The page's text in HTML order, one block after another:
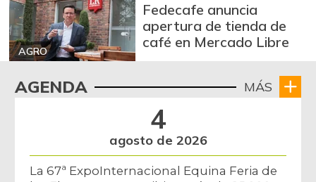
AGRO
Fedecafe anuncia
apertura de tienda de
café en Mercado Libre
AGENDA MÁS
4
agosto de 2026
La 67ª ExpoInternacional Equina Feria de